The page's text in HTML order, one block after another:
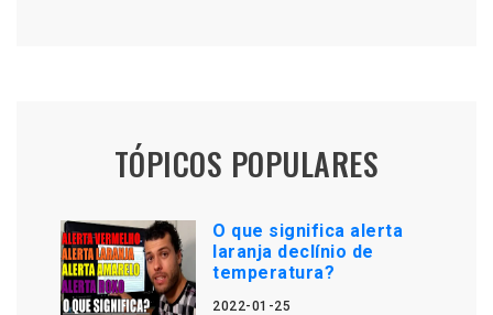
TÓPICOS POPULARES
O que significa alerta
laranja declínio de
temperatura?
2022-01-25